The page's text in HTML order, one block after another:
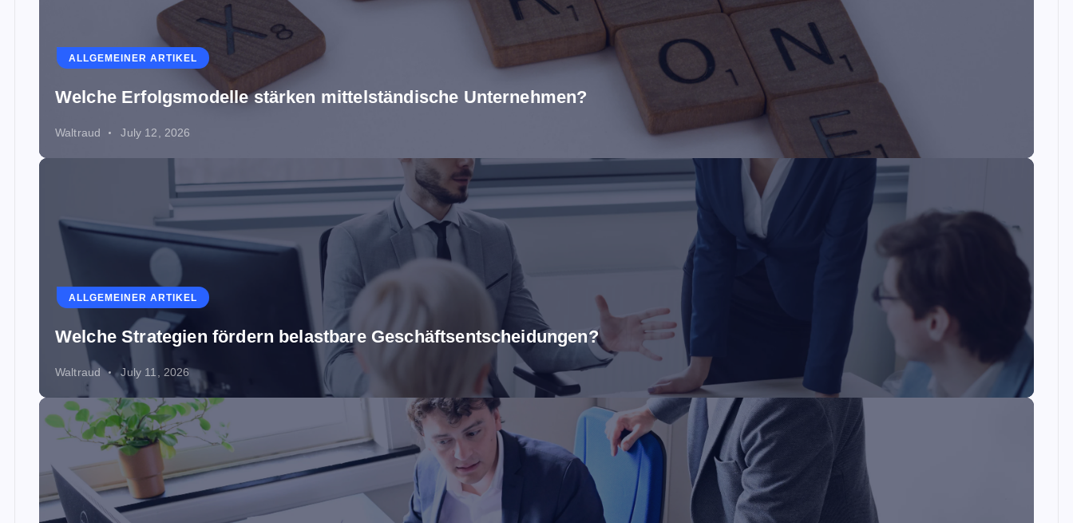
ALLGEMEINER ARTIKEL
Welche Erfolgsmodelle stärken mittelständische Unternehmen?
Waltraud July 12, 2026
ALLGEMEINER ARTIKEL
Welche Strategien fördern belastbare Geschäftsentscheidungen?
Waltraud July 11, 2026